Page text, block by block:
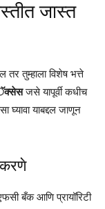
जास्त
तुम्हाला विशेष भत्ते
जसे यापूर्वी कधीच
घ्यावा याबद्दल जाणून
करणे
बँक आणि प्रायॉरिटी